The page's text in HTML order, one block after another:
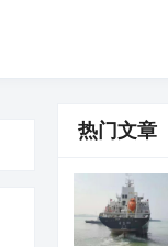
热门文章